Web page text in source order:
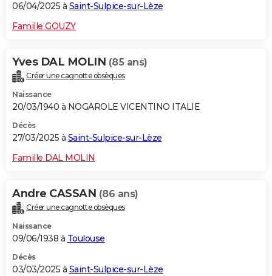
06/04/2025 à Saint-Sulpice-sur-Lèze
Famille GOUZY
Yves DAL MOLIN (85 ans)
Créer une cagnotte obsèques
Naissance
20/03/1940 à NOGAROLE VICENTINO ITALIE
Décès
27/03/2025 à Saint-Sulpice-sur-Lèze
Famille DAL MOLIN
Andre CASSAN (86 ans)
Créer une cagnotte obsèques
Naissance
09/06/1938 à Toulouse
Décès
03/03/2025 à Saint-Sulpice-sur-Lèze